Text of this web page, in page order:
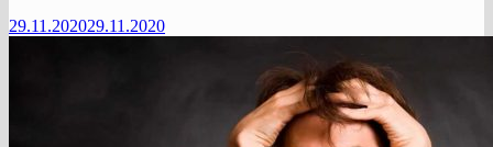
29.11.202029.11.2020